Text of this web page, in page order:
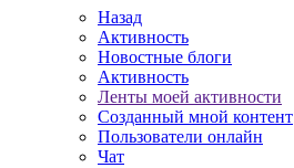
Назад
Активность
Новостные блоги
Активность
Ленты моей активности
Созданный мной контент
Пользователи онлайн
Чат